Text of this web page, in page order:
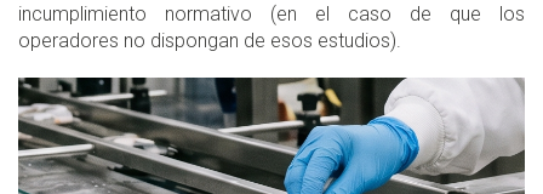
incumplimiento normativo (en el caso de que los
operadores no dispongan de esos estudios).